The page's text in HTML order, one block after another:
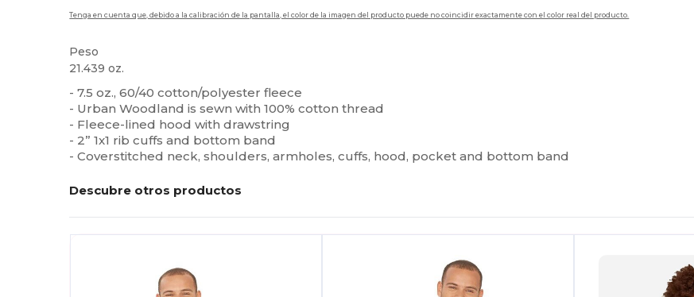
Tenga en cuenta que, debido a la calibración de la pantalla, el color de la imagen del producto puede no coincidir exactamente con el color real del producto.
Peso
21.439 oz.
- 7.5 oz., 60/40 cotton/polyester fleece
- Urban Woodland is sewn with 100% cotton thread
- Fleece-lined hood with drawstring
- 2” 1x1 rib cuffs and bottom band
- Coverstitched neck, shoulders, armholes, cuffs, hood, pocket and bottom band
Descubre otros productos